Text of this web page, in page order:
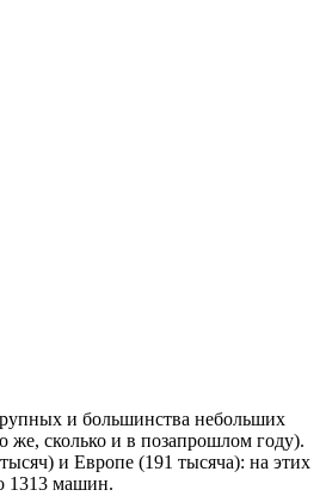
и большинства небольших
же, сколько и в позапрошлом году).
и Европе (191 тысяча): на этих
1313 машин.